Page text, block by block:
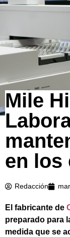
Mile
en los
Redacción
El fabricante de
preparado para
medida que se